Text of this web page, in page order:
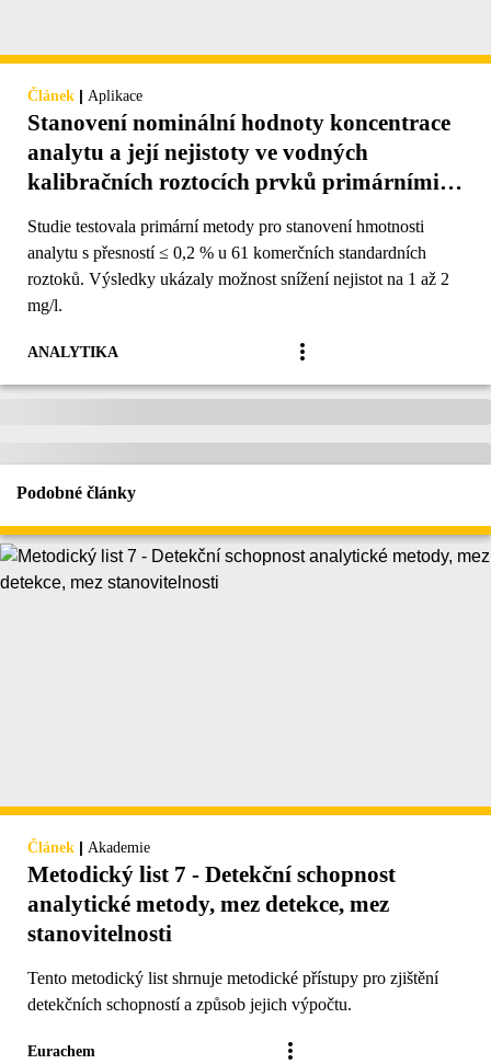
Článek | Aplikace
Stanovení nominální hodnoty koncentrace
analytu a její nejistoty ve vodných
kalibračních roztocích prvků primárními
Studie testovala primární metody pro stanovení hmotnosti
analytu s přesností ≤ 0,2 % u 61 komerčních standardních
roztoků. Výsledky ukázaly možnost snížení nejistot na 1 až 2
mg/l.
ANALYTIKA
Podobné články
Článek | Akademie
Metodický list 7 - Detekční schopnost
analytické metody, mez detekce, mez
stanovitelnosti
Tento metodický list shrnuje metodické přístupy pro zjištění
detekčních schopností a způsob jejich výpočtu.
Eurachem